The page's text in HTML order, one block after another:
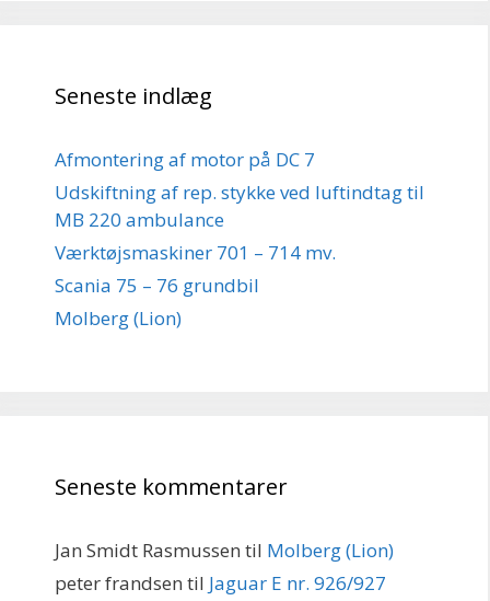
Seneste indlæg
Afmontering af motor på DC 7
Udskiftning af rep. stykke ved luftindtag til
MB 220 ambulance
Værktøjsmaskiner 701 – 714 mv.
Scania 75 – 76 grundbil
Molberg (Lion)
Seneste kommentarer
Jan Smidt Rasmussen til Molberg (Lion)
peter frandsen til Jaguar E nr. 926/927